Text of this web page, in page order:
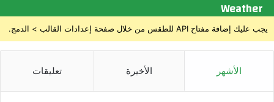
ش
ا
ف
ج
ف
Weather
يجب عليك إضافة مفتاح API للطقس من خلال صفحة إعدادات القالب > الدمج.
الأشهر الأخيرة تعليقات